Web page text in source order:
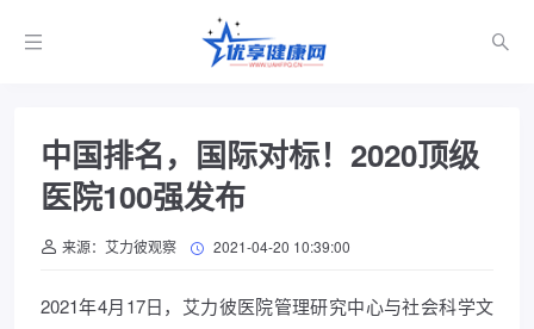
中国排名，国际对标！2020顶级
医院100强发布
来源：艾力彼观察 2021-04-20 10:39:00
2021年4月17日，艾力彼医院管理研究中心与社会科学文